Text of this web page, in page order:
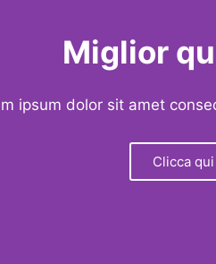
Miglior
ipsum dolor sit amet
Clicca qui